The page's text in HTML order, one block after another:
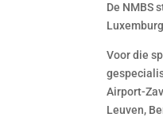
De NMBS
Voor die
Airport-
Leuven,